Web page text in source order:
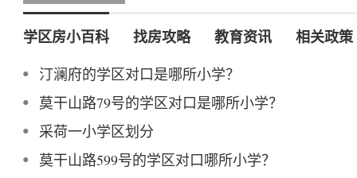
学区房小百科 找房攻略 教育资讯 相关政策
汀澜府的学区对口是哪所小学？
莫干山路79号的学区对口是哪所小学？
采荷一小学区划分
莫干山路599号的学区对口哪所小学？